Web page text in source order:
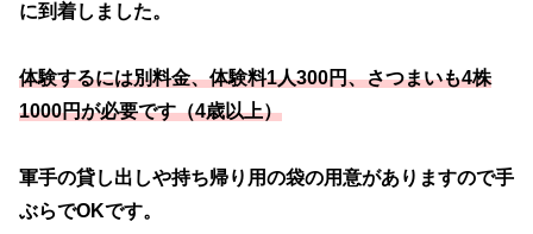
に到着しました。
体験するには別料金、体験料1人300円、さつまいも4株
1000円が必要です（4歳以上）
軍手の貸し出しや持ち帰り用の袋の用意がありますので手
ぶらでOKです。